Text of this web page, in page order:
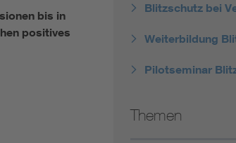
bis in
positives
Blitzschutz bei
Themen